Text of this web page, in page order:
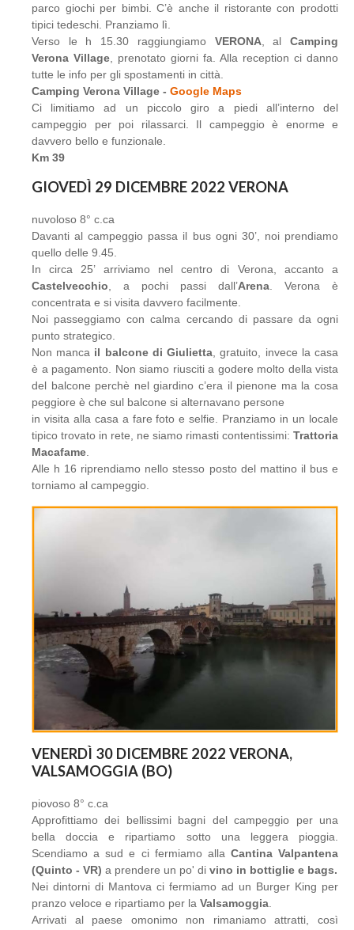
parco giochi per bimbi. C’è anche il ristorante con prodotti
tipici tedeschi. Pranziamo lì.
Verso le h 15.30 raggiungiamo VERONA, alCamping
Verona Village , prenotato giorni fa. Alla reception ci danno
tutte le info per gli spostamenti in città.
Camping Verona Village - Google Maps
Ci limitiamo ad un piccolo giro a piedi all’interno del
campeggio per poi rilassarci. Il campeggio è enorme e
davvero bello e funzionale.
Km 39
GIOVEDÌ 29 DICEMBRE 2022 VERONA
nuvoloso 8° c.ca
Davanti al campeggio passa il bus ogni 30’, noi prendiamo
quello delle 9.45.
In circa 25’ arriviamo nel centro di Verona, accanto a
Castelvecchio , a pochi passi dall’Arena . Verona è
concentrata e si visita davvero facilmente.
Noi passeggiamo con calma cercando di passare da ogni
punto strategico.
Non manca il balcone di Giulietta , gratuito, invece la casa
è a pagamento. Non siamo riusciti a godere molto della vista
del balcone perchè nel giardino c’era il pienone ma la cosa
peggiore è che sul balcone si alternavano persone
in visita alla casa a fare foto e selfie. Pranziamo in un locale
tipico trovato in rete, ne siamo rimasti contentissimi: Trattoria
Macafame
Alle h 16 riprendiamo nello stesso posto del mattino il bus e
torniamo al campeggio.
VENERDÌ 30 DICEMBRE 2022 VERONA,
VALSAMOGGIA (BO)
piovoso 8° c.ca
Approfittiamo dei bellissimi bagni del campeggio per una
bella doccia e ripartiamo sotto una leggera pioggia.
Scendiamo a sud e ci fermiamo alla Cantina Valpantena
(Quinto - VR) a prendere un po' di vino in bottiglie e bags.
Nei dintorni di Mantova ci fermiamo ad un Burger King per
pranzo veloce e ripartiamo per la Valsamoggia.
Arrivati al paese omonimo non rimaniamo attratti, così